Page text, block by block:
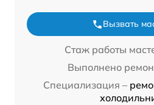
Вызвать
Стаж работы
Выполнено
Специализация –